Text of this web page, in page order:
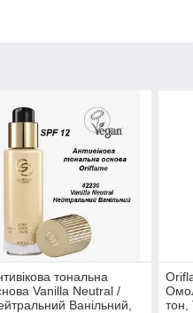
тональна
Vanilla Neutral /
Ванільний,